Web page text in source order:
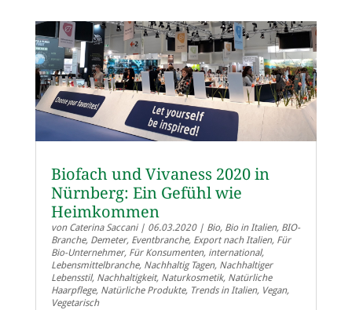
Biofach und Vivaness 2020 in
Nürnberg: Ein Gefühl wie
Heimkommen
von Caterina Saccani| 06.03.2020| Bio, Bio in Italien, BIO-
Branche, Demeter, Eventbranche, Export nach Italien, Für
Bio-Unternehmer, Für Konsumenten, international,
Lebensmittelbranche, Nachhaltig Tagen, Nachhaltiger
Lebensstil, Nachhaltigkeit, Naturkosmetik, Natürliche
Haarpflege, Natürliche Produkte, Trends in Italien, Vegan,
Vegetarisch